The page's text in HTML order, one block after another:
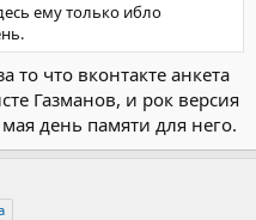
ему только ибло
то что вконтакте анкета
Газманов, и рок версия
день памяти для него.